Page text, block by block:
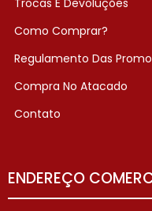
Como Comprar?
Regulamento Das
Compra No Atacado
Contato
ENDEREÇO